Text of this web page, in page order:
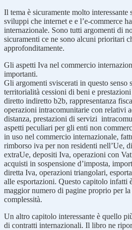
Il tema è sicuramente molto
sviluppi che internet e e l’e-commerce
internazionale. Sono tutti argomenti di
sicuramenti ce ne sono alcuni prioritari
approfonditamente.
Gli aspetti Iva nel commercio
importanti.
Gli argomenti sviscerati in questo senso
territorialità cessioni di beni e
diretto indiretto b2b, rappresentanza
operazioni intracomunitarie con relativi
distanza, prestazioni di servizi
aspetti peculiari per gli enti non
in uso nel commercio internazionale,
rimborso iva per non residenti nell’Ue,
extraUe, depositi Iva, operazioni con
acquisti in sospensione d’imposta,
diretta Iva, operazioni triangolari,
alle esportazioni. Questo capitolo infatti
maggior numero di pagine proprio per la
complessità.
Un altro capitolo interessante è quello
di contratti internazionali. Il libro ne